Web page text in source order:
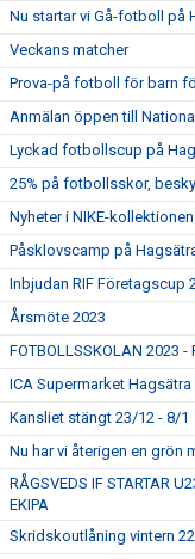
Nu startar vi Gå-fotboll på
Veckans matcher
Prova-på fotboll för barn
Anmälan öppen till
Lyckad fotbollscup på
25% på fotbollsskor,
Nyheter i NIKE-
Påsklovscamp på
Inbjudan RIF Företagscup
Årsmöte 2023
FOTBOLLSSKOLAN 2023 -
ICA Supermarket Hagsätra
Kansliet stängt 23/12 - 8/1
Nu har vi återigen en grön
RÅGSVEDS IF STARTAR
EKIPA
Skridskoutlåning vintern